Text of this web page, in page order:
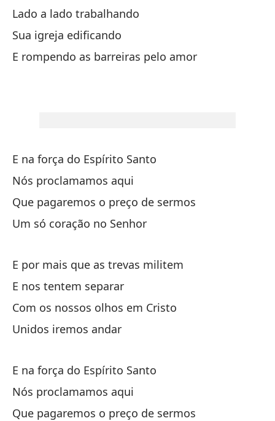
Lado a lado trabalhando
Sua igreja edificando
E rompendo as barreiras pelo amor
E na força do Espírito Santo
Nós proclamamos aqui
Que pagaremos o preço de sermos
Um só coração no Senhor
E por mais que as trevas militem
E nos tentem separar
Com os nossos olhos em Cristo
Unidos iremos andar
E na força do Espírito Santo
Nós proclamamos aqui
Que pagaremos o preço de sermos